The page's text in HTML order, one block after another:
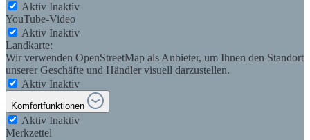
Aktiv Inaktiv
YouTube-Video
Aktiv Inaktiv
Landkarte:
Wir verwenden OpenStreetMap als Anbieter, um Ihnen den Standort
unserer Geschäfte und Händler visuell darzustellen.
Aktiv Inaktiv
Komfortfunktionen
Aktiv Inaktiv
Merkzettel